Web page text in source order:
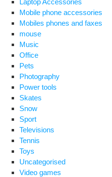
Mobile phone accessories
Mobiles phones and faxes
mouse
Music
Office
Pets
Photography
Power tools
Skates
Snow
Sport
Televisions
Tennis
Toys
Uncategorised
Video games